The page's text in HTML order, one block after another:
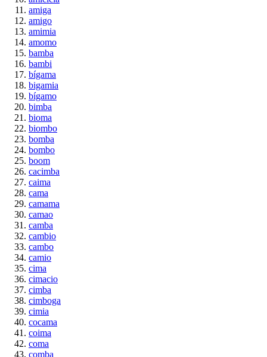
amiga
amigo
amimia
amomo
bamba
bambi
bígama
bigamia
bígamo
bimba
bioma
biombo
bomba
bombo
boom
cacimba
caima
cama
camama
camao
camba
cambio
cambo
camio
cima
cimacio
cimba
cimboga
cimia
cocama
coima
coma
comba